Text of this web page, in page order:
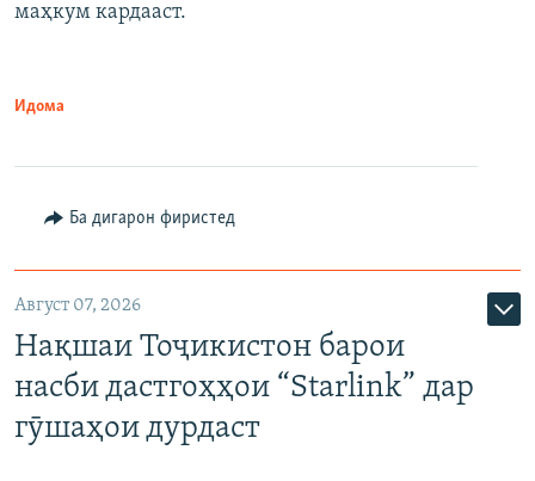
маҳкум кардааст.
Идома
Ба дигарон фиристед
Август 07, 2026
Нақшаи Тоҷикистон барои
насби дастгоҳҳои “Starlink” дар
гӯшаҳои дурдаст